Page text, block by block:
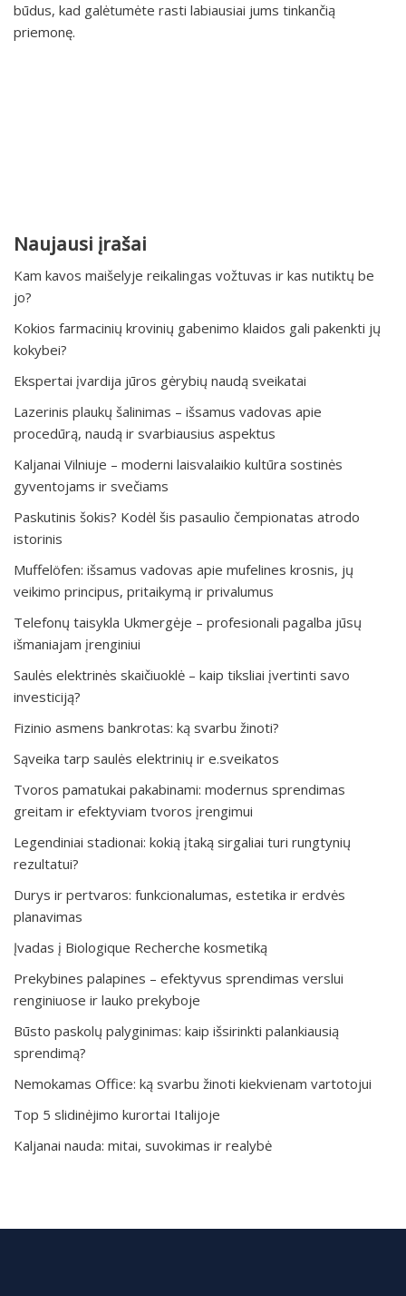
būdus, kad galėtumėte rasti labiausiai jums tinkančią
priemonę.
Naujausi įrašai
Kam kavos maišelyje reikalingas vožtuvas ir kas nutiktų be
jo?
Kokios farmacinių krovinių gabenimo klaidos gali pakenkti jų
kokybei?
Ekspertai įvardija jūros gėrybių naudą sveikatai
Lazerinis plaukų šalinimas – išsamus vadovas apie
procedūrą, naudą ir svarbiausius aspektus
Kaljanai Vilniuje – moderni laisvalaikio kultūra sostinės
gyventojams ir svečiams
Paskutinis šokis? Kodėl šis pasaulio čempionatas atrodo
istorinis
Muffelöfen: išsamus vadovas apie mufelines krosnis, jų
veikimo principus, pritaikymą ir privalumus
Telefonų taisykla Ukmergėje – profesionali pagalba jūsų
išmaniajam įrenginiui
Saulės elektrinės skaičiuoklė – kaip tiksliai įvertinti savo
investiciją?
Fizinio asmens bankrotas: ką svarbu žinoti?
Sąveika tarp saulės elektrinių ir e.sveikatos
Tvoros pamatukai pakabinami: modernus sprendimas
greitam ir efektyviam tvoros įrengimui
Legendiniai stadionai: kokią įtaką sirgaliai turi rungtynių
rezultatui?
Durys ir pertvaros: funkcionalumas, estetika ir erdvės
planavimas
Įvadas į Biologique Recherche kosmetiką
Prekybines palapines – efektyvus sprendimas verslui
renginiuose ir lauko prekyboje
Būsto paskolų palyginimas: kaip išsirinkti palankiausią
sprendimą?
Nemokamas Office: ką svarbu žinoti kiekvienam vartotojui
Top 5 slidinėjimo kurortai Italijoje
Kaljanai nauda: mitai, suvokimas ir realybė